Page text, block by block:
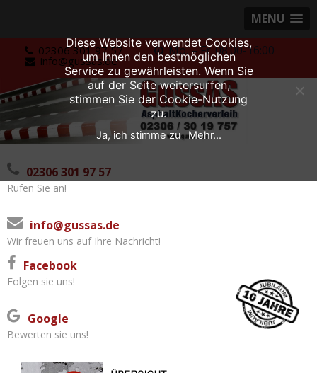
MENU
content
02306 301 97 57 Mo. – Fr.:08:00-16:00
info@gussas.de
02306 301 97 57
Rufen Sie an!
info@gussas.de
Wir freuen uns auf Ihre Nachricht!
Facebook
Folgen sie uns!
Google
Bewerten sie uns!
Diese Website verwendet Cookies,
um Ihnen den bestmöglichen
Service zu gewährleisten. Wenn Sie
auf der Seite weitersurfen,
stimmen Sie der Cookie-Nutzung
zu.
Ja, ich stimme zu Mehr...